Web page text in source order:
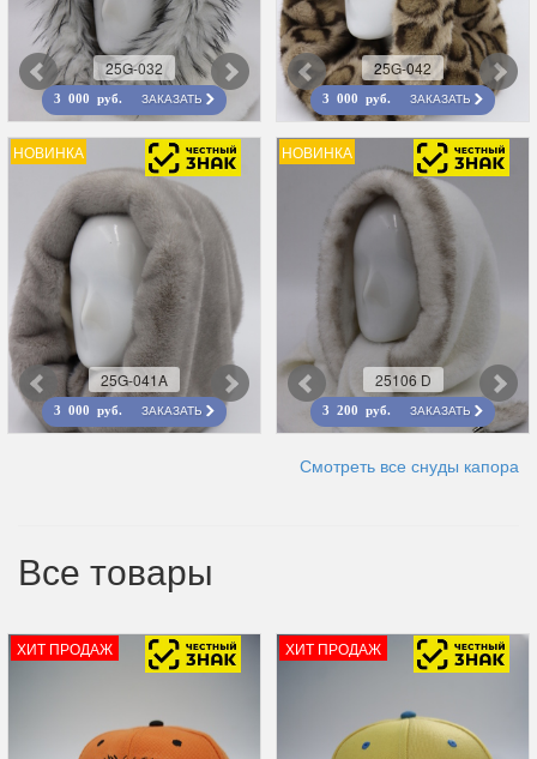
25G-032
3 000 руб. ЗАКАЗАТЬ
25G-042
3 000 руб. ЗАКАЗАТЬ
НОВИНКА
25G-041A
3 000 руб. ЗАКАЗАТЬ
НОВИНКА
25106 D
3 200 руб. ЗАКАЗАТЬ
Смотреть все снуды капора
Все товары
ХИТ ПРОДАЖ ХИТ ПРОДАЖ